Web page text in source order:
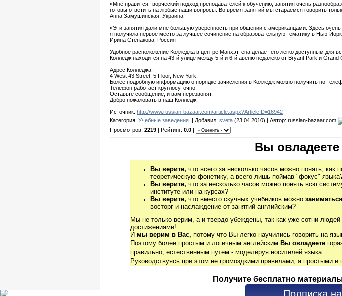
«Мне нравится творческий подход преподавателей к обучению; занятия очень
готовы ответить на любые наши вопросы. Во время занятий мы стараемся говорить
Анна Замушинская, Украина
«Эти занятия дали мне большую уверенность при общении с американцами. Здесь
я получила первое место за лучшее сочинение на образовательную тематику в Нью-
Ирина Степакова, Россия
Удобное расположение Колледжа в центре Манхэттена делает его легко доступным для
Колледж находится на 43-й улице между 5-й и 6-й авеню недалеко от Bryant Park и
Адрес Колледжа:
4 West 43 Street, 5 Floor, New York.
Более подробную информацию о порядке зачисления в Колледж можно получить по
Телефон работает круглосуточно.
Оставьте сообщение, и вам перезвонят.
Добро пожаловать в наш Колледж!
Источник: http://www.russian-bazaar.com/article.aspx?ArticleID=16942
Категория: Учебные заведения. | Добавил: sveta (23.04.2010) | Автор: russian-bazaar.com
Просмотров: 2219 | Рейтинг: 0.0
Вы овладеете
Вы верите, что всего за несколько часов можно понять, как
теоретическую фонетику, а всего-лишь поймав "фокус"
Вы верите, что за несколько часов можно понять всю
институте или на курсах?
Вы верите, что вместо скучных учебников можно заниматься
восторг и наслаждение от занятий английским?
Мы не только верим, а и твердо убеждены, так как уже сотни
достижениями!
И мы верим в Вас, потому что Вы легко научились говорить на
Поэтому более простым и логичным английским Вы овладеете
правильно, естественным путем - моделируя носителей языка.
Руководствуясь при этом не громоздкими правилами, а простыми
Получите бесплатно
Подписка